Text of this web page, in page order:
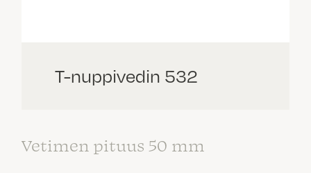
T-nuppivedin 532
Vetimen pituus 50 mm